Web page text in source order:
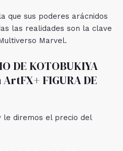
que sus poderes arácnidos
las realidades son la clave
Marvel.
DE KOTOBUKIYA
FIGURA DE
diremos el precio del